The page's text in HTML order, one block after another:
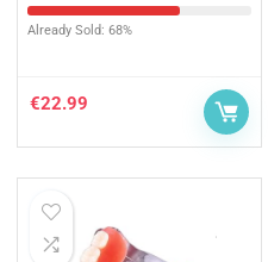
Already Sold: 68%
€22.99